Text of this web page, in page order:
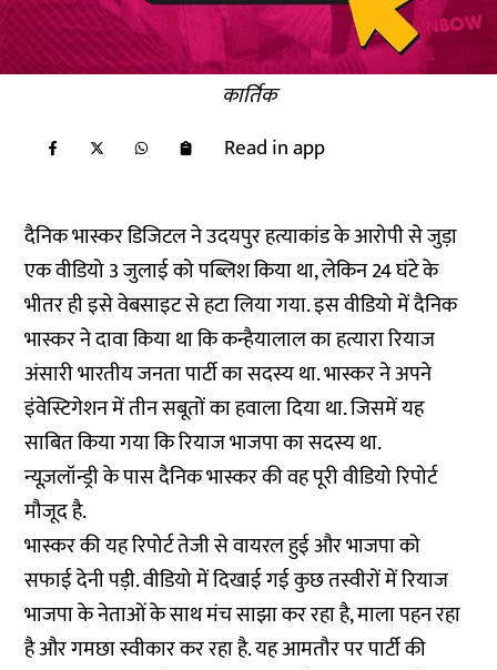
कार्तिक
Read in app
दैनिक भास्कर डिजिटल ने उदयपुर हत्याकांड के आरोपी से जुड़ा
एक वीडियो 3 जुलाई को पब्लिश किया था, लेकिन 24 घंटे के
भीतर ही इसे वेबसाइट से हटा लिया गया. इस वीडियो में दैनिक
भास्कर ने दावा किया था कि कन्हैयालाल का हत्यारा रियाज
अंसारी भारतीय जनता पार्टी का सदस्य था. भास्कर ने अपने
इंवेस्टिगेशन में तीन सबूतों का हवाला दिया था. जिसमें यह
साबित किया गया कि रियाज भाजपा का सदस्य था.
न्यूज़लॉन्ड्री के पास दैनिक भास्कर की वह पूरी वीडियो रिपोर्ट
मौजूद है.
भास्कर की यह रिपोर्ट तेजी से वायरल हुई और भाजपा को
सफाई देनी पड़ी. वीडियो में दिखाई गई कुछ तस्वीरों में रियाज
भाजपा के नेताओं के साथ मंच साझा कर रहा है, माला पहन रहा
है और गमछा स्वीकार कर रहा है. यह आमतौर पर पार्टी की